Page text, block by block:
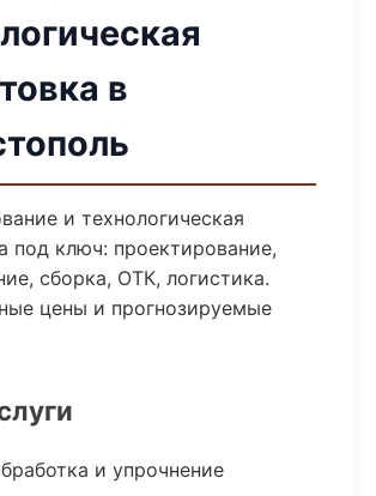
в
и технологическая
под ключ: проектирование,
сборка, ОТК, логистика.
цены и прогнозируемые
и упрочнение